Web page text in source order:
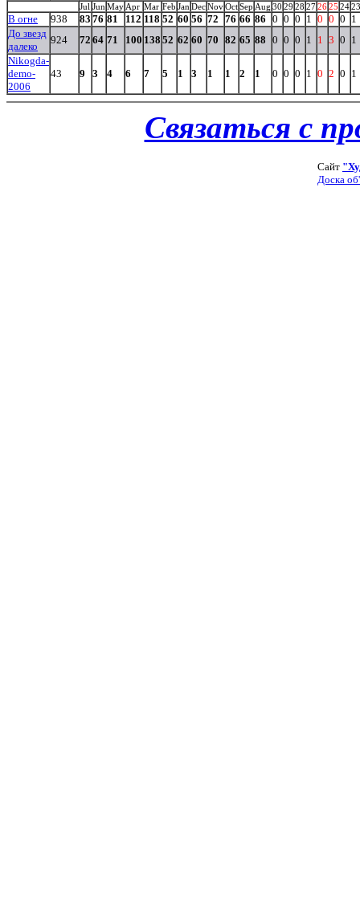
Jul Jun May Apr Mar Feb Jan DecNovOctSep Aug 30 29 28 272625 2423
В огне 938 83 76 81 112 118 52 60 56 72 76 66 86 0 0 0 1 0 0 0 1
До звезд
далеко
924 72 64 71 100 138 52 62 60 70 82 65 88 0 0 0 1 1 3 0 1
Nikogda-
demo-
2006
43 9 3 4 6 7 5 1 3 1 1 2 1 0 0 0 1 0 2 0 1
Связаться с
Сайт
Доска